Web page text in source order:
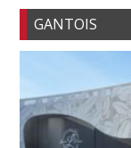
GANTOIS